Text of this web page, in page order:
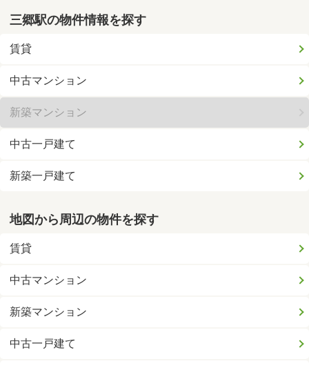
三郷駅の物件情報を探す
賃貸
中古マンション
新築マンション
中古一戸建て
新築一戸建て
地図から周辺の物件を探す
賃貸
中古マンション
新築マンション
中古一戸建て